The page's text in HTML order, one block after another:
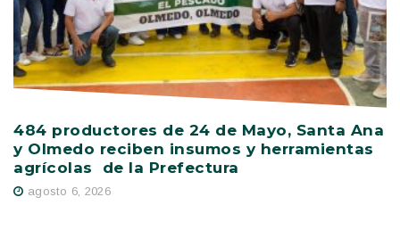
484 productores de 24 de Mayo, Santa Ana
y Olmedo reciben insumos y herramientas
agrícolas de la Prefectura
agosto 6, 2026